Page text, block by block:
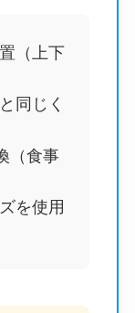
（上下
同じく
（食事
を使用